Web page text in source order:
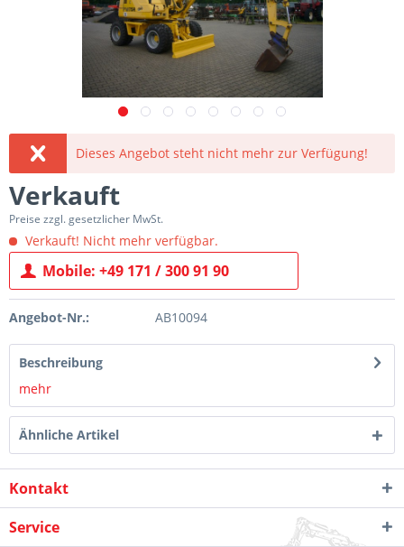
Dieses Angebot steht nicht mehr zur Verfügung!
Verkauft
Preise zzgl. gesetzlicher MwSt.
Verkauft! Nicht mehr verfügbar.
Mobile: +49 171 / 300 91 90
Angebot-Nr.: AB10094
Beschreibung
mehr
Ähnliche Artikel
Kontakt
Service